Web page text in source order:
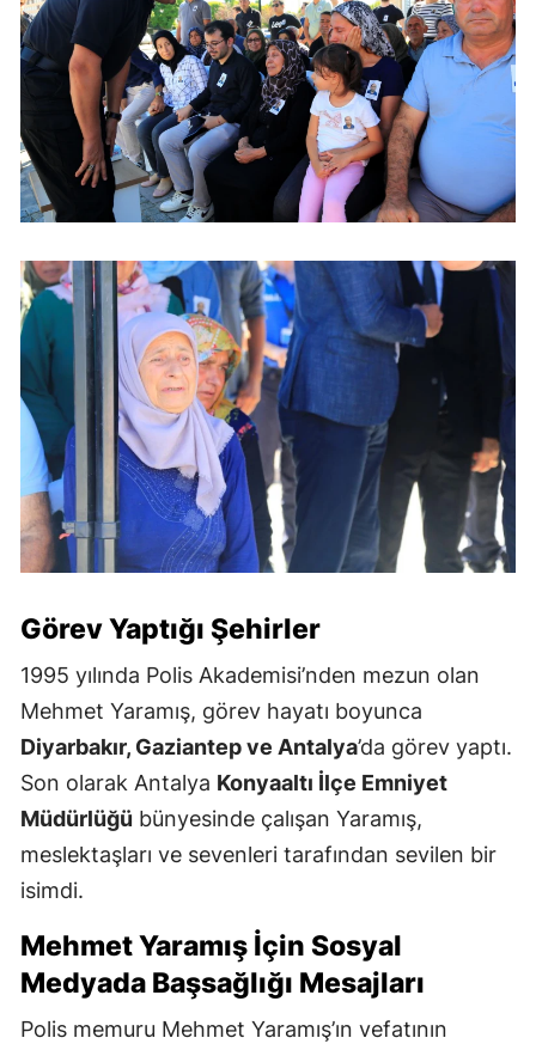
Görev Yaptığı Şehirler
1995 yılında Polis Akademisi’nden mezun olan
Mehmet Yaramış, görev hayatı boyunca
Diyarbakır, Gaziantep ve Antalya’da görev yaptı.
Son olarak Antalya Konyaaltı İlçe Emniyet
Müdürlüğü bünyesinde çalışan Yaramış,
meslektaşları ve sevenleri tarafından sevilen bir
isimdi.
Mehmet Yaramış İçin Sosyal
Medyada Başsağlığı Mesajları
Polis memuru Mehmet Yaramış’ın vefatının